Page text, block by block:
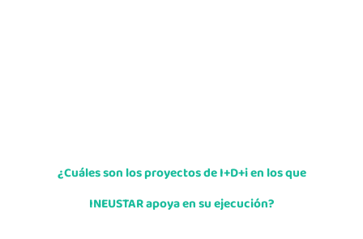
¿Cuáles son los proyectos de I+D+i en los que
INEUSTAR apoya en su ejecución?